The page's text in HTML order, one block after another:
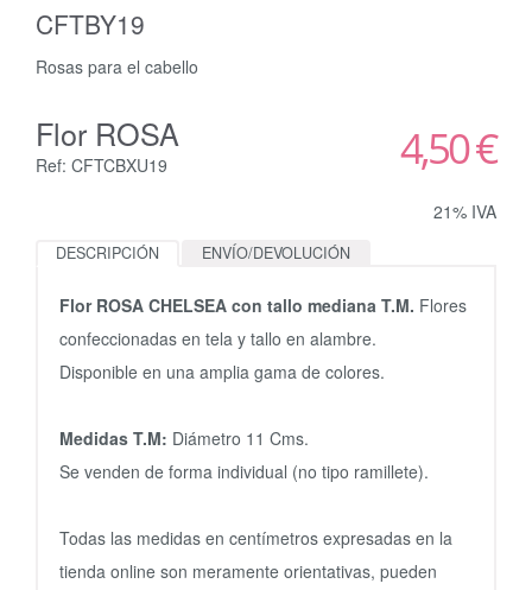
CFTBY19
Rosas para el cabello
Flor ROSA
Ref: CFTCBXU19 4,50 €
21% IVA
DESCRIPCIÓN ENVÍO/DEVOLUCIÓN
Flor ROSA CHELSEA con tallo mediana T.M. Flores
confeccionadas en tela y tallo en alambre.
Disponible en una amplia gama de colores.
Medidas T.M: Diámetro 11 Cms.
Se venden de forma individual (no tipo ramillete).
Todas las medidas en centímetros expresadas en la
tienda online son meramente orientativas, pueden